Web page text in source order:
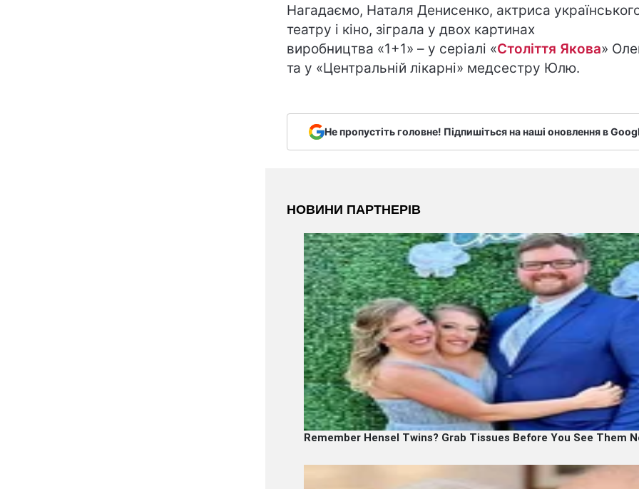
Нагадаємо, Наталя Денисенко, актриса
театру і кіно, зіграла у двох картинах
виробництва «1+1» – у серіалі «Століття Якова»
та у «Центральній лікарні» медсестру Юлю.
Не пропустіть головне! Підпишіться на наші оновлення в